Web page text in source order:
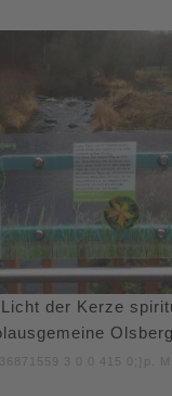
der Kerze
Olsberg
3 0 0 415 0;}p.